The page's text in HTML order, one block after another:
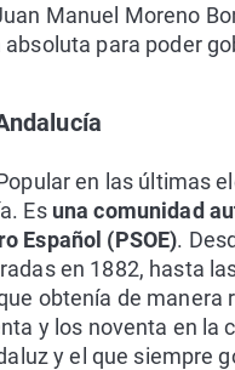
Manuel Moreno
para poder
en las últimas
Es una comunidad
Español (PSOE).
en 1882, hasta
obtenía de manera
y los noventa en la
y el que siempre